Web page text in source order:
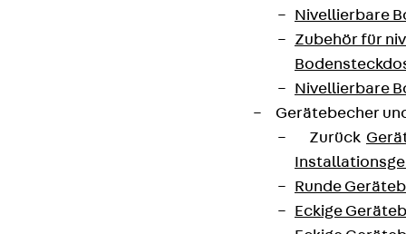
Nivellierbare
Zubehör für
Nivellierbare
Gerätebecher
Zurück
Runde
Eckige